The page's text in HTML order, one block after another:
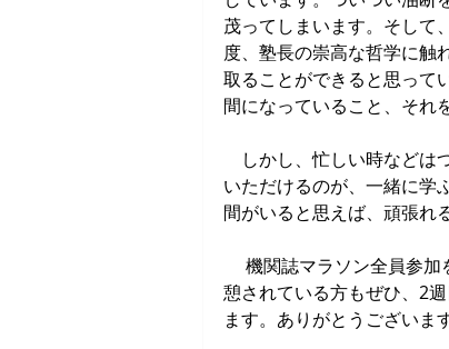
茂ってしまいます。そして
度、塾長の崇高な哲学に触
取ることができると思って
間になっていること、それ
しかし、忙しい時などは
いただけるのが、一緒に学
間がいると思えば、頑張れ
憩されている方もぜひ、2
ます。ありがとうございます